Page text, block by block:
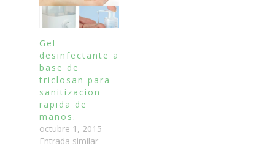
Gel
desinfectante a
base de
triclosan para
sanitizacion
rapida de
manos.
octubre 1, 2015
Entrada similar